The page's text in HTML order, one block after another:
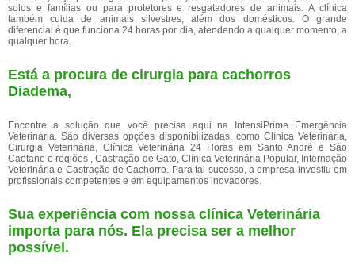
solos e famílias ou para protetores e resgatadores de animais. A clínica
também cuida de animais silvestres, além dos domésticos. O grande
diferencial é que funciona 24 horas por dia, atendendo a qualquer momento, a
qualquer hora.
Está a procura de cirurgia para cachorros
Diadema,
Encontre a solução que você precisa aqui na IntensiPrime Emergência
Veterinária. São diversas opções disponibilizadas, como Clínica Veterinária,
Cirurgia Veterinária, Clínica Veterinária 24 Horas em Santo André e São
Caetano e regiões , Castração de Gato, Clínica Veterinária Popular, Internação
Veterinária e Castração de Cachorro. Para tal sucesso, a empresa investiu em
profissionais competentes e em equipamentos inovadores.
Sua experiência com nossa clínica Veterinária
importa para nós. Ela precisa ser a melhor
possível.